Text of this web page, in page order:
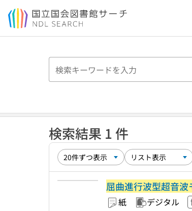
本文へ移動
検索結果 1 件
屈曲進行波型超音
紙 デジタル